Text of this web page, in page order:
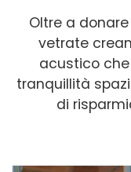
Oltre a
vetrate
acustico
tranquillità
di